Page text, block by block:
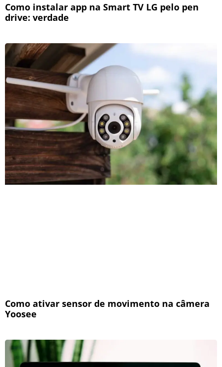
Como instalar app na Smart TV LG pelo pen
drive: verdade
Como ativar sensor de movimento na câmera
Yoosee